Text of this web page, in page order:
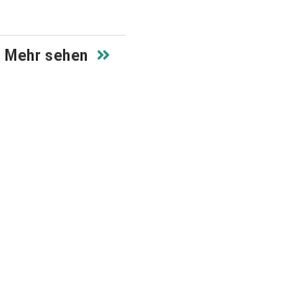
Mehr sehen